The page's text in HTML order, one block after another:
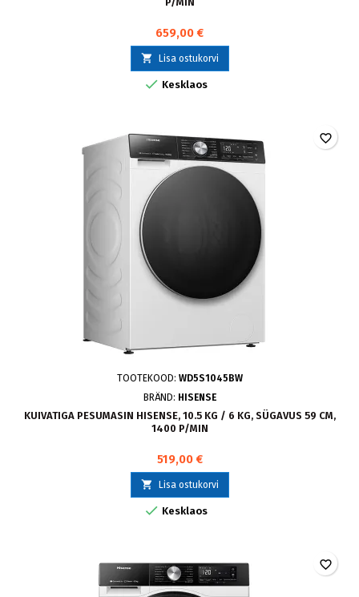
659,00 €
 Lisa ostukorvi
 Kesklaos
TOOTEKOOD: WD5S1045BW
BRÄND: HISENSE
KUIVATIGA PESUMASIN HISENSE, 10.5 KG / 6 KG, SÜGAVUS 59 CM,
1400 P/MIN
519,00 €
 Lisa ostukorvi
 Kesklaos
favorite_border
favorite_border